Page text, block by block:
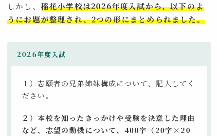
しかし、 稲花小学校は2026年度入試から、以下のよ
うにお題が整理され、2つの形にまとめられました。
2026年度入試
１）志願者の兄弟姉妹構成について、記⼊してく
ださい。
２）本校を知ったきっかけや受験を決意した理由
など、志望の動機について、400字（20字×20